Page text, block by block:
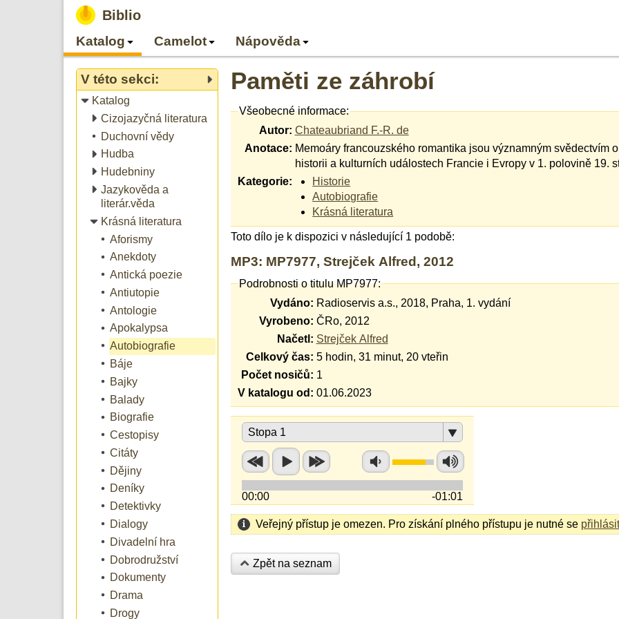
Biblio
Katalog Camelot Nápověda
V této sekci:
Katalog
Cizojazyčná literatura
Duchovní vědy
Hudba
Hudebniny
Jazykověda a
literár.věda
Krásná literatura
Aforismy
Anekdoty
Antická poezie
Antiutopie
Antologie
Apokalypsa
Autobiografie
Báje
Bajky
Balady
Biografie
Cestopisy
Citáty
Dějiny
Deníky
Detektivky
Dialogy
Divadelní hra
Dobrodružství
Dokumenty
Drama
Drogy
Paměti ze záhrobí
Všeobecné informace:
Autor: Chateaubriand F.-R. de
Anotace: Memoáry francouzského romantika jsou významným svědectvím
historii a kulturních událostech Francie i Evropy v 1. polovině 19.
Kategorie:
Historie
Autobiografie
Krásná literatura
Toto dílo je k dispozici v následující 1 podobě:
MP3: MP7977, Strejček Alfred, 2012
Podrobnosti o titulu MP7977:
Vydáno: Radioservis a.s., 2018, Praha, 1. vydání
Vyrobeno: ČRo, 2012
Načetl: Strejček Alfred
Celkový čas: 5 hodin, 31 minut, 20 vteřin
Počet nosičů: 1
V katalogu od: 01.06.2023
Stopa 1
00:00 -01:01
Veřejný přístup je omezen. Pro získání plného přístupu je nutné se přihlásit
Zpět na seznam